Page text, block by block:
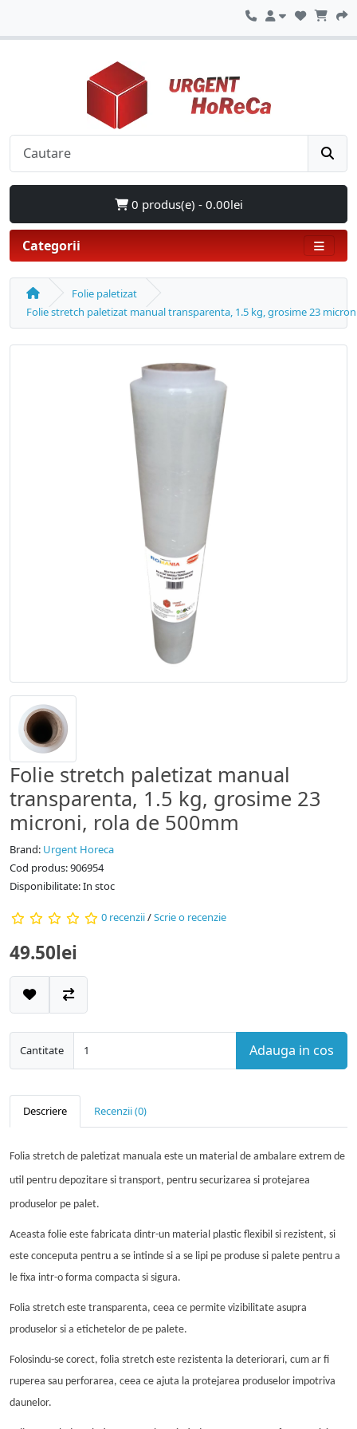
0 produs(e) - 0.00lei
Categorii
Folie paletizat
Folie stretch paletizat manual transparenta, 1.5 kg, grosime 23
Folie stretch paletizat manual
transparenta, 1.5 kg, grosime 23
microni, rola de 500mm
Brand: Urgent Horeca
Cod produs: 906954
Disponibilitate: In stoc
0 recenzii/Scrie o recenzie
49.50lei
Cantitate Adauga in cos
Descriere Recenzii (0)
Folia stretch de paletizat manuala este un material de ambalare extrem de
util pentru depozitare si transport, pentru securizarea si protejarea
produselor pe palet.
Aceasta folie este fabricata dintr-un material plastic flexibil si rezistent, si
este conceputa pentru a se intinde si a se lipi pe produse si palete pentru a
le fixa intr-o forma compacta si sigura.
Folia stretch este transparenta, ceea ce permite vizibilitate asupra
produselor si a etichetelor de pe palete.
Folosindu-se corect, folia stretch este rezistenta la deteriorari, cum ar fi
ruperea sau perforarea, ceea ce ajuta la protejarea produselor impotriva
daunelor.